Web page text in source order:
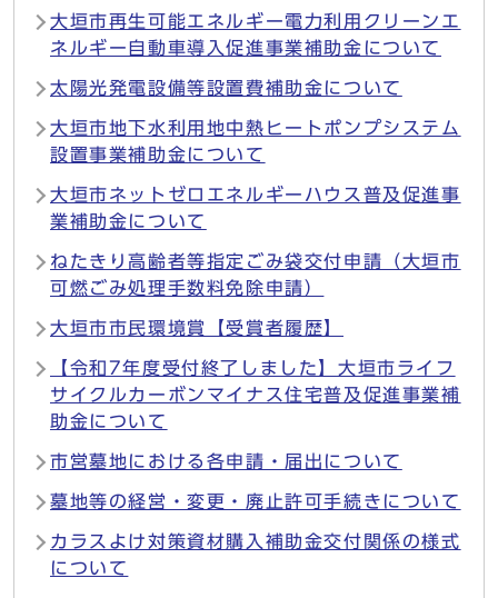
大垣市再生可能エネルギー電力利用クリーンエ
ネルギー自動車導入促進事業補助金について
太陽光発電設備等設置費補助金について
大垣市地下水利用地中熱ヒートポンプシステム
設置事業補助金について
大垣市ネットゼロエネルギーハウス普及促進事
業補助金について
ねたきり高齢者等指定ごみ袋交付申請（大垣市
可燃ごみ処理手数料免除申請）
大垣市市民環境賞【受賞者履歴】
【令和7年度受付終了しました】大垣市ライフ
サイクルカーボンマイナス住宅普及促進事業補
助金について
市営墓地における各申請・届出について
墓地等の経営・変更・廃止許可手続きについて
カラスよけ対策資材購入補助金交付関係の様式
について